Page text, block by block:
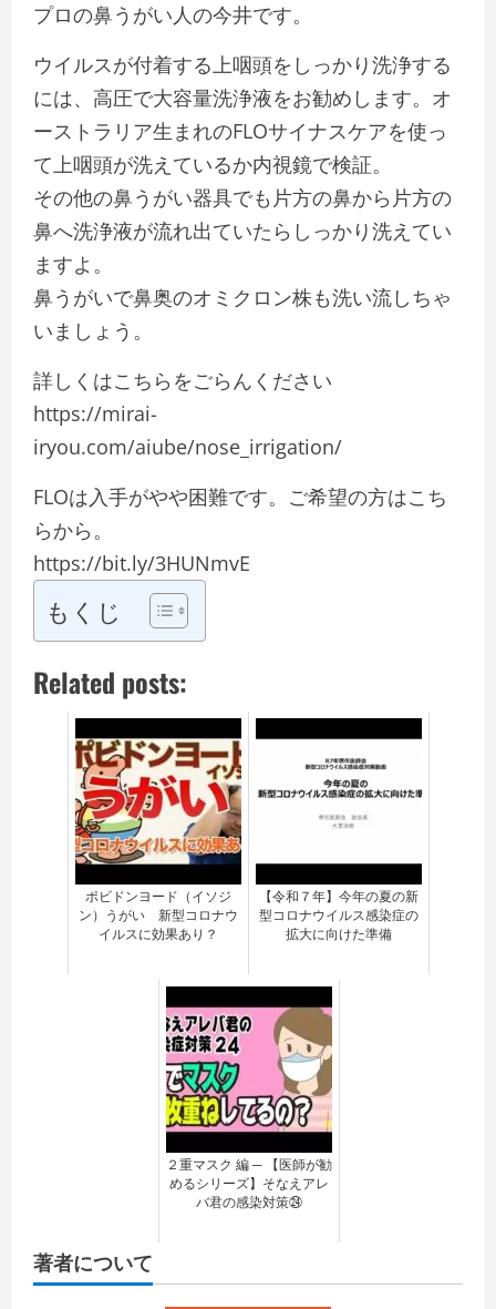
プロの鼻うがい人の今井です。
ウイルスが付着する上咽頭をしっかり洗浄する
には、高圧で大容量洗浄液をお勧めします。オ
ーストラリア生まれのFLOサイナスケアを使っ
て上咽頭が洗えているか内視鏡で検証。
その他の鼻うがい器具でも片方の鼻から片方の
鼻へ洗浄液が流れ出ていたらしっかり洗えてい
ますよ。
鼻うがいで鼻奥のオミクロン株も洗い流しちゃ
いましょう。
詳しくはこちらをごらんください
https://mirai-
iryou.com/aiube/nose_irrigation/
FLOは入手がやや困難です。ご希望の方はこち
らから。
https://bit.ly/3HUNmvE
もくじ
Related posts:
ポビドンヨード（イソジ
ン）うがい 新型コロナウ
イルスに効果あり？
【令和７年】今年の夏の新
型コロナウイルス感染症の
拡大に向けた準備
２重マスク 編 ─ 【医師が勧
めるシリーズ】そなえアレ
バ君の感染対策㉔
著者について